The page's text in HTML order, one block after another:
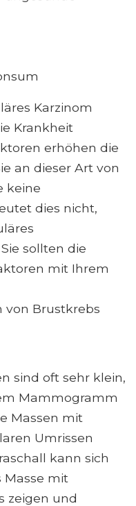
Karzinom
Krankheit
erhöhen die
an dieser Art von
keine
dies nicht,
sollten die
mit Ihrem
von Brustkrebs
sind oft sehr klein,
Mammogramm
Massen mit
Umrissen
kann sich
Masse mit
zeigen und